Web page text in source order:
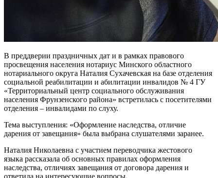
В преддверии праздничных дат и в рамках правового
просвещения населения нотариус Минского областного
нотариального округа Наталия Сухачевская на базе отделения
социальной реабилитации и абилитации инвалидов № 4 ГУ
«Территориальный центр социального обслуживания
населения Фрунзенского района» встретилась с посетителями
отделения – инвалидами по слуху.
Тема выступления: «Оформление наследства, отличие
дарения от завещания» была выбрана слушателями заранее.
Наталия Николаевна с участием переводчика жестового
языка рассказала об основных правилах оформления
наследства, отличиях завещания от договора дарения и